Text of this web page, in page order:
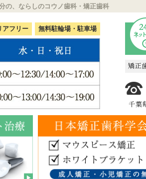
の、ならしのコウノ歯科・矯正歯科
アフリー 無料駐輪場・駐車場
矯正
千葉